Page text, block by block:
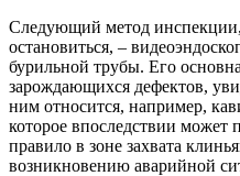
Следующий метод
остановиться, –
бурильной трубы. Его
зарождающихся дефектов,
ним относится, например,
которое впоследствии может
правило в зоне захвата
возникновению аварийной